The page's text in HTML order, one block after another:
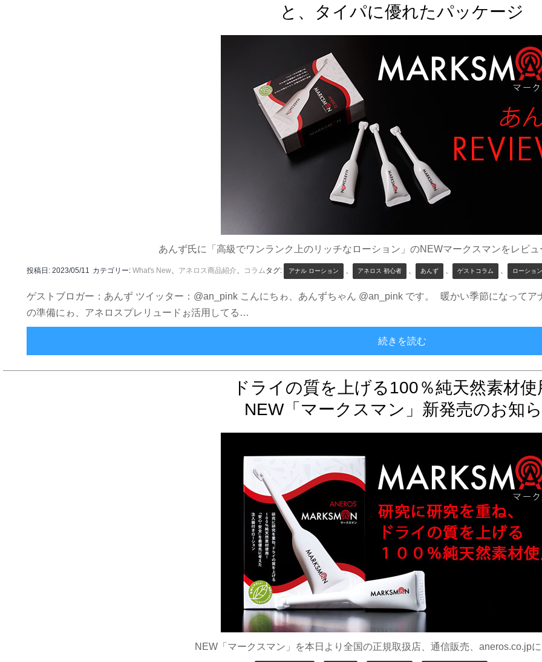
と、タイパに優れたパッケージ
あんず氏に「高級でワンランク上のリッチなローション」のNEWマークスマンをレビ
投稿日:2023/05/11 カテゴリー:What's New、 アネロス商品紹介、 コラムタグ: アナル ローション 、 アネロス 初心者 、 あんず 、 ゲストコラム 、 ローショ
ゲストブロガー：あんず ツイッター：@an_pink こんにちゎ、あんずちゃん @an_pink です。 暖かい季節になって
の準備にゎ、アネロスプレリュードぉ活用してる…
続きを読むアナニーに特化したトロ
ドライの質を上げる100％純天然素材使
NEW「マークスマン」新発売のお知
NEW「マークスマン」を本日より全国の正規取扱店、通信販売、aneros.co.jp